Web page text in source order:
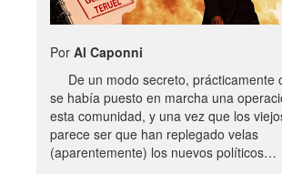
Por Al Caponni
De un modo secreto, prácticamente
se había puesto en marcha una
esta comunidad, y una vez que los
parece ser que han replegado velas
(aparentemente) los nuevos políticos…